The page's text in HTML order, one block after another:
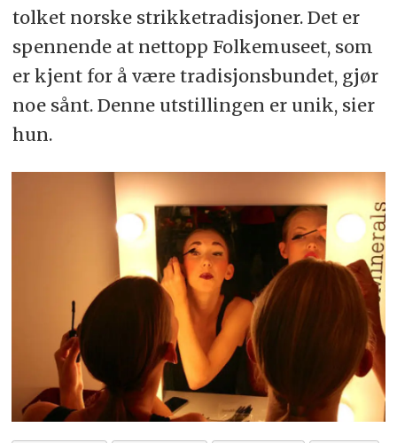
tolket norske strikketradisjoner. Det er
spennende at nettopp Folkemuseet, som
er kjent for å være tradisjonsbundet, gjør
noe sånt. Denne utstillingen er unik, sier
hun.